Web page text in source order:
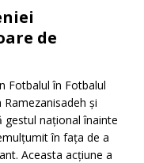
de
Fotbalul în Fotbalul
și
gestul național înainte
în fața de a
Aceasta acțiune a